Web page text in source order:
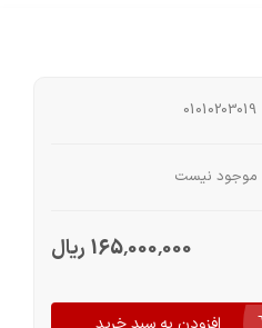
01010203019
موجود نیست
165٬000٬000 ریال